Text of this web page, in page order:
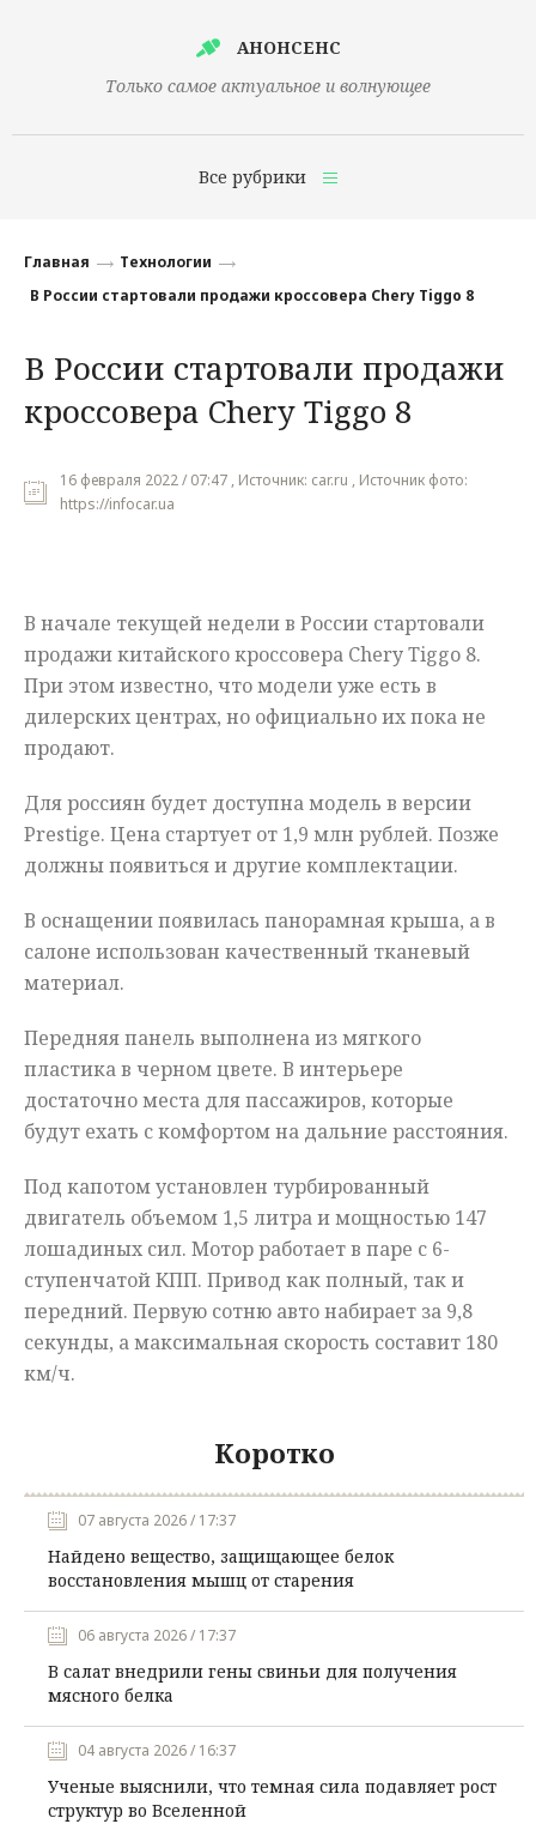
АНОНСЕНС
Только самое актуальное и волнующее
Все рубрики
Финансы
Наука
Культура
Общество
Происшествия
Главная
Технологии
В России стартовали продажи кроссовера Chery Tiggo 8
В России стартовали продажи
кроссовера Chery Tiggo 8
16 февраля 2022 / 07:47 , Источник: car.ru , Источник фото:
https://infocar.ua
В начале текущей недели в России стартовали
продажи китайского кроссовера Chery Tiggo 8.
При этом известно, что модели уже есть в
дилерских центрах, но официально их пока не
продают.
Для россиян будет доступна модель в версии
Prestige. Цена стартует от 1,9 млн рублей. Позже
должны появиться и другие комплектации.
В оснащении появилась панорамная крыша, а в
салоне использован качественный тканевый
материал.
Передняя панель выполнена из мягкого
пластика в черном цвете. В интерьере
достаточно места для пассажиров, которые
будут ехать с комфортом на дальние расстояния.
Под капотом установлен турбированный
двигатель объемом 1,5 литра и мощностью 147
лошадиных сил. Мотор работает в паре с 6-
ступенчатой КПП. Привод как полный, так и
передний. Первую сотню авто набирает за 9,8
секунды, а максимальная скорость составит 180
км/ч.
Коротко
07 августа 2026 / 17:37
Найдено вещество, защищающее белок
восстановления мышц от старения
06 августа 2026 / 17:37
В салат внедрили гены свиньи для получения
мясного белка
04 августа 2026 / 16:37
Ученые выяснили, что темная сила подавляет рост
структур во Вселенной